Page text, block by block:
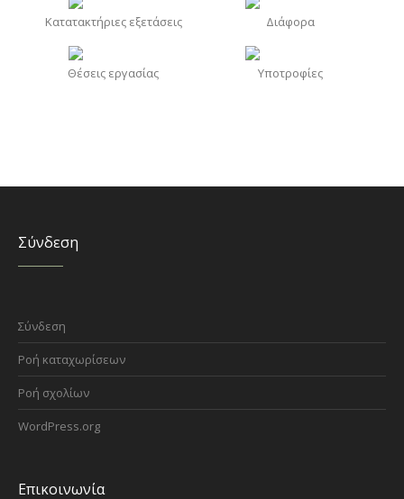
Κατατακτήριες εξετάσεις Διάφορα
Θέσεις εργασίας Υποτροφίες
Σύνδεση
Σύνδεση
Ροή καταχωρίσεων
Ροή σχολίων
WordPress.org
Επικοινωνία